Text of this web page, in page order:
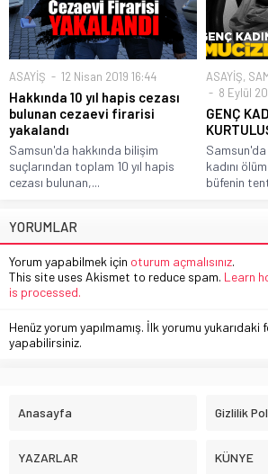
ASAYİŞ 12 Nisan 2019 16:44
Hakkında 10 yıl hapis cezası
bulunan cezaevi firarisi
yakalandı
Samsun'da hakkında bilişim
suçlarından toplam 10 yıl hapis
cezası bulunan,...
ASAYİŞ,
8 Eylül
GENÇ
kadını
büfenin
YORUMLAR
Yorum yapabilmek için oturum açmalısınız.
This site uses Akismet to reduce spam. Learn
is processed.
Henüz yorum yapılmamış. İlk yorumu yukarıdaki
yapabilirsiniz.
Anasayfa Gizlilik
YAZARLAR KÜNYE